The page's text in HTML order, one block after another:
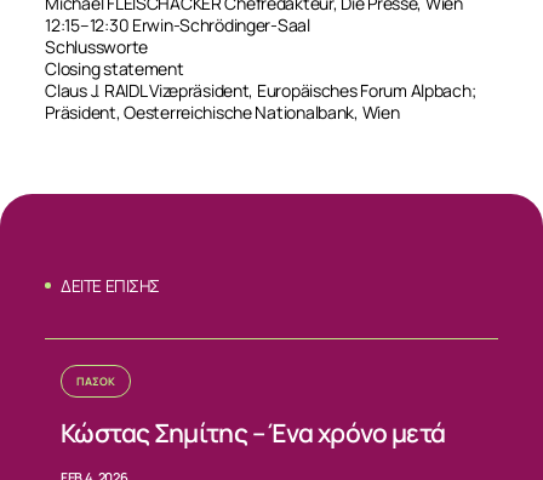
12:15–12:30 Erwin-Schrödinger-Saal
Schlussworte
Closing statement
Claus J. RAIDL Vizepräsident, Europäisches Forum Alpbach;
Präsident, Oesterreichische Nationalbank, Wien
ΔΕΙΤΕ ΕΠΙΣΗΣ
ΠΑΣΟΚ
Κώστας Σημίτης – Ένα χρόνο μετά